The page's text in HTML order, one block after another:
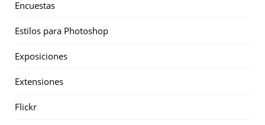
Encuestas
Estilos para Photoshop
Exposiciones
Extensiones
Flickr